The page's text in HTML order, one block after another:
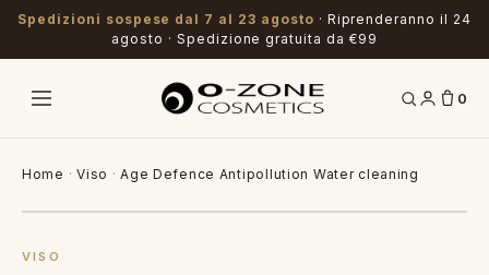
Spedizioni sospese dal 7 al 23 agosto · Riprenderanno il 24
agosto · Spedizione gratuita da €99
0
Home ·Viso ·Age Defence Antipollution Water cleaning
VISO